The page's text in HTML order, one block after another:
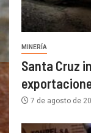
MINERÍA
Santa Cruz
7 de agosto de